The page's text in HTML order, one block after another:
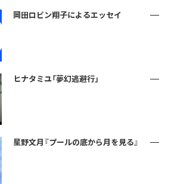
岡田ロビン翔子によるエッセイ
ヒナタミユ「夢幻逃避行」
星野文月『プールの底から月を見る』